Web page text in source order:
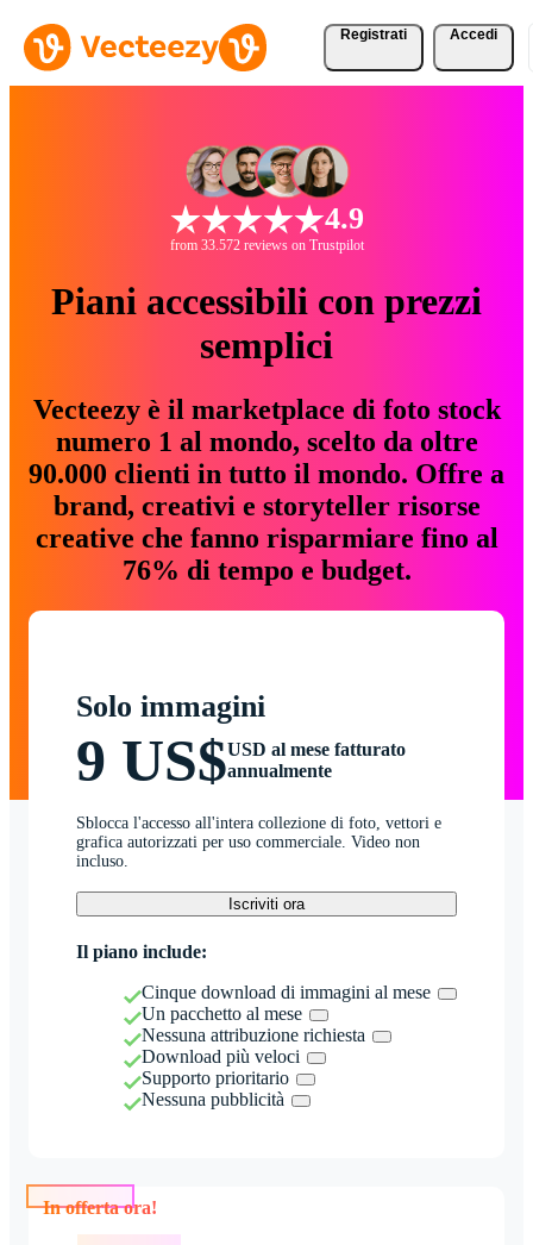
Registrati Accedi
4.9
from 33.572 reviews on Trustpilot
Piani accessibili con prezzi
semplici
Vecteezy è il marketplace di foto stock
numero 1 al mondo, scelto da oltre
90.000 clienti in tutto il mondo. Offre a
brand, creativi e storyteller risorse
creative che fanno risparmiare fino al
76% di tempo e budget.
Solo immagini
9 US$USD al mese fatturato
annualmente
Sblocca l'accesso all'intera collezione di foto, vettori e
grafica autorizzati per uso commerciale. Video non
incluso.
Iscriviti ora
Il piano include:
Cinque download di immagini al mese
Un pacchetto al mese
Nessuna attribuzione richiesta
Download più veloci
Supporto prioritario
Nessuna pubblicità